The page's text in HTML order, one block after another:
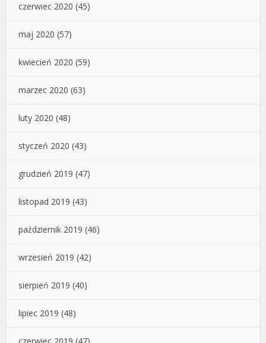
czerwiec 2020 (45)
maj 2020 (57)
kwiecień 2020 (59)
marzec 2020 (63)
luty 2020 (48)
styczeń 2020 (43)
grudzień 2019 (47)
listopad 2019 (43)
październik 2019 (46)
wrzesień 2019 (42)
sierpień 2019 (40)
lipiec 2019 (48)